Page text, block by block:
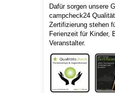
Dafür sorgen unsere
campcheck24
Zertifizierung stehen
Ferienzeit für Kinder,
Veranstalter.